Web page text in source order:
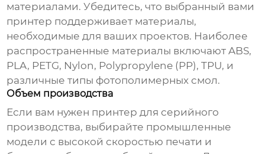
материалами. Убедитесь, что выбранный вами
принтер поддерживает материалы,
необходимые для ваших проектов. Наиболее
распространенные материалы включают ABS,
PLA, PETG, Nylon, Polypropylene (PP), TPU, и
различные типы фотополимерных смол.
Объем производства
Если вам нужен принтер для серийного
производства, выбирайте промышленные
модели с высокой скоростью печати и